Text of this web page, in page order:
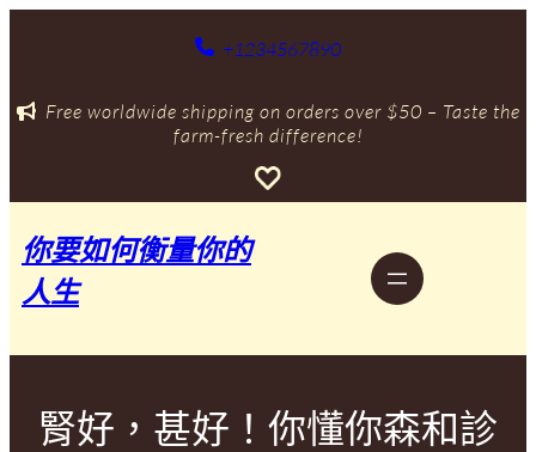
內
+1234567890
Free worldwide shipping on orders over $50 – Taste the
farm-fresh difference!
你要如何衡量你的
人生
腎好，甚好！你懂你森和診